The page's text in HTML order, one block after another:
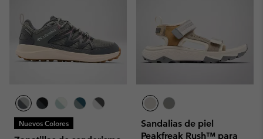
Nuevos Colores
Sandalias de piel
Peakfreak Rush™ para